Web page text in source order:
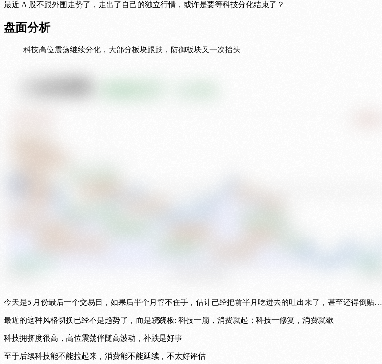
最近 A 股不跟外围走势了，走出了自己的独立行情，或许是要等科技分化结束了？
盘面分析
科技高位震荡继续分化，大部分板块跟跌，防御板块又一次抬头
今天是5 月份最后一个交易日，如果后半个月管不住手，估计已经把前半月吃进去的吐出来了，甚至还得倒贴…
最近的这种风格切换已经不是趋势了，而是跷跷板: 科技一崩，消费就起；科技一修复，消费就歇
科技拥挤度很高，高位震荡伴随高波动，补跌是好事
至于后续科技能不能拉起来，消费能不能延续，不太好评估